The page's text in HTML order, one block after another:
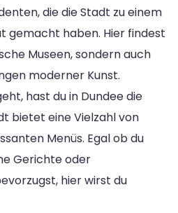
die die Stadt zu einem
gemacht haben. Hier findest
Museen, sondern auch
moderner Kunst.
hast du in Dundee die
bietet eine Vielzahl von
Menüs. Egal ob du
Gerichte oder
hier wirst du